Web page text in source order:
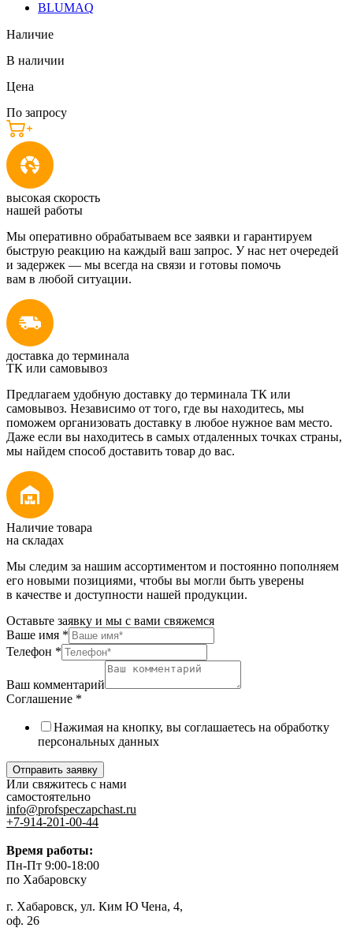
BLUMAQ
Наличие
В наличии
Цена
По запросу
высокая скорость
нашей работы
Мы оперативно обрабатываем все заявки и гарантируем
быструю реакцию на каждый ваш запрос. У нас нет очередей
и задержек — мы всегда на связи и готовы помочь
вам в любой ситуации.
доставка до терминала
ТК или самовывоз
Предлагаем удобную доставку до терминала ТК или
самовывоз. Независимо от того, где вы находитесь, мы
поможем организовать доставку в любое нужное вам место.
Даже если вы находитесь в самых отдаленных точках страны,
мы найдем способ доставить товар до вас.
Наличие товара
на складах
Мы следим за нашим ассортиментом и постоянно пополняем
его новыми позициями, чтобы вы могли быть уверены
в качестве и доступности нашей продукции.
Оставьте заявку и мы с вами свяжемся
Ваше имя *
Телефон *
Ваш комментарий
Соглашение *
Нажимая на кнопку, вы соглашаетесь на обработку
персональных данных
Отправить заявку
Или свяжитесь с нами
самостоятельно
info@profspeczapchast.ru
+7-914-201-00-44
Время работы:
Пн-Пт 9:00-18:00
по Хабаровску
г. Хабаровск, ул. Ким Ю Чена, 4,
оф. 26